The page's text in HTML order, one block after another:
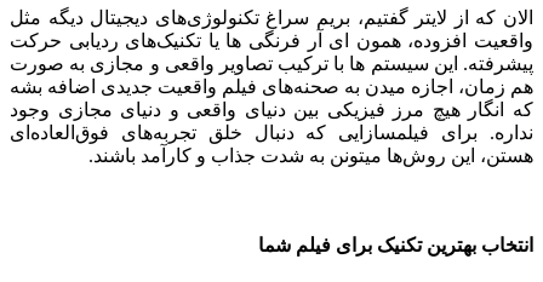
الان که از لایتر گفتیم، بریم سراغ تکنولوژی‌های دیجیتال دیگه مثل
واقعیت افزوده، همون ای آر فرنگی ها یا تکنیک‌های ردیابی حرکت
پیشرفته. این سیستم ‌ها با ترکیب تصاویر واقعی و مجازی به صورت
هم‌ زمان، اجازه میدن به صحنه‌های فیلم واقعیت جدیدی اضافه بشه
که انگار هیچ مرز فیزیکی بین دنیای واقعی و دنیای مجازی وجود
نداره. برای فیلمسازایی که دنبال خلق تجربه‌های فوق‌العاده‌ای
هستن، این روش‌ها میتونن به شدت جذاب و کارآمد باشند.
انتخاب بهترین تکنیک برای فیلم شما